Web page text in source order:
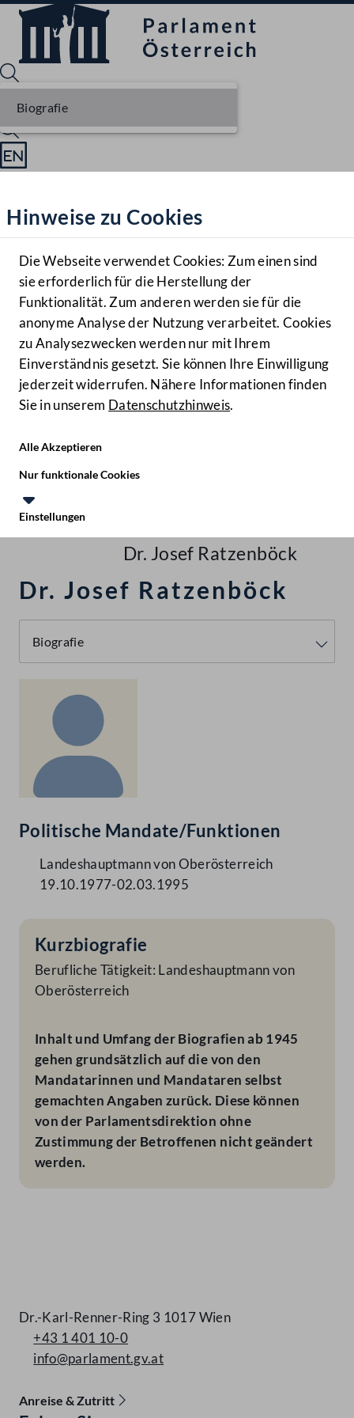
Hilfe
Benutzer
Navigationsmenü öffnen
MENÜ
Hinweise zu Cookies
Die Webseite verwendet Cookies: Zum einen sind
sie erforderlich für die Herstellung der
Funktionalität. Zum anderen werden sie für die
anonyme Analyse der Nutzung verarbeitet. Cookies
zu Analysezwecken werden nur mit Ihrem
Einverständnis gesetzt. Sie können Ihre Einwilligung
jederzeit widerrufen. Nähere Informationen finden
Sie in unserem Datenschutzhinweis.
Alle Akzeptieren
Nur funktionale Cookies
Einstellungen
Start
Dr. Josef Ratzenböck
Dr. Josef Ratzenböck
Biografie
Politische Mandate/Funktionen
Landeshauptmann von Oberösterreich
19.10.1977-02.03.1995
Kurzbiografie
Berufliche Tätigkeit: Landeshauptmann von
Oberösterreich
Inhalt und Umfang der Biografien ab 1945
gehen grundsätzlich auf die von den
Mandatarinnen und Mandataren selbst
gemachten Angaben zurück. Diese können
von der Parlamentsdirektion ohne
Zustimmung der Betroffenen nicht geändert
werden.
Dr.-Karl-Renner-Ring 3 1017 Wien
+43 1 401 10-0
info@parlament.gv.at
Anreise & Zutritt